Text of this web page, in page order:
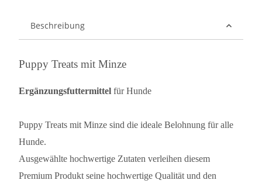
Beschreibung
Puppy Treats mit Minze
Ergänzungsfuttermittel für Hunde
Puppy Treats mit Minze sind die ideale Belohnung für alle
Hunde.
Ausgewählte hochwertige Zutaten verleihen diesem
Premium Produkt seine hochwertige Qualität und den